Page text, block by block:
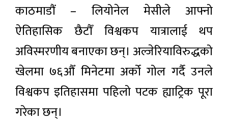
काठमाडौं – लियोनेल मेसीले आफ्नो
ऐतिहासिक छैटौँ विश्वकप यात्रालाई थप
अविस्मरणीय बनाएका छन्। अल्जेरियाविरुद्धको
खेलमा ७६औँ मिनेटमा अर्को गोल गर्दै उनले
विश्वकप इतिहासमा पहिलो पटक ह्याट्रिक पूरा
गरेका छन्।